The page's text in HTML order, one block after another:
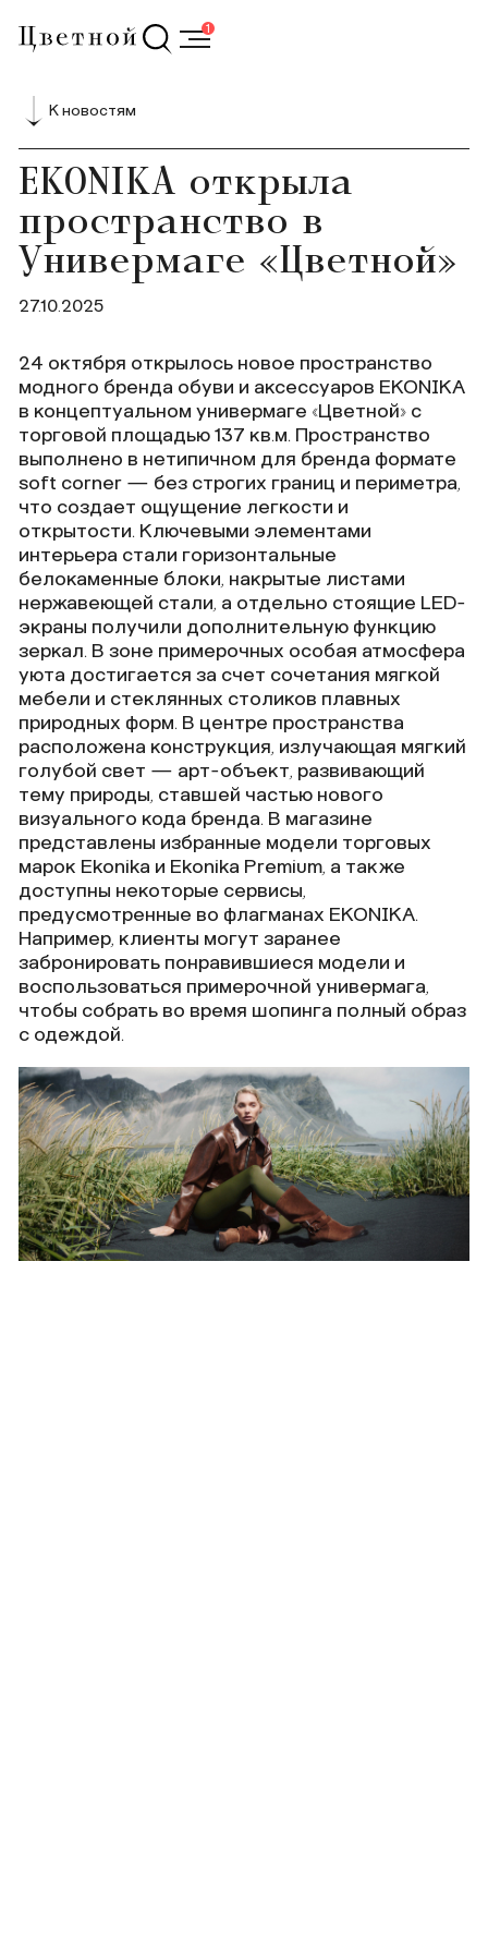
1
К новостям
EKONIKA открыла
пространство в
Универмаге «Цветной»
27.10.2025
24 октября открылось новое пространство
модного бренда обуви и аксессуаров EKONIKA
в концептуальном универмаге «Цветной» с
торговой площадью 137 кв.м. Пространство
выполнено в нетипичном для бренда формате
soft corner — без строгих границ и периметра,
что создает ощущение легкости и
открытости. Ключевыми элементами
интерьера стали горизонтальные
белокаменные блоки, накрытые листами
нержавеющей стали, а отдельно стоящие LED-
экраны получили дополнительную функцию
зеркал. В зоне примерочных особая атмосфера
уюта достигается за счет сочетания мягкой
мебели и стеклянных столиков плавных
природных форм. В центре пространства
расположена конструкция, излучающая мягкий
голубой свет — арт-объект, развивающий
тему природы, ставшей частью нового
визуального кода бренда. В магазине
представлены избранные модели торговых
марок Ekonika и Ekonika Premium, а также
доступны некоторые сервисы,
предусмотренные во флагманах EKONIKA.
Например, клиенты могут заранее
забронировать понравившиеся модели и
воспользоваться примерочной универмага,
чтобы собрать во время шопинга полный образ
с одеждой.